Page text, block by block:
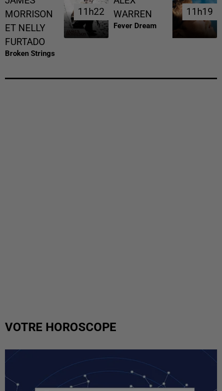
MORRISON
ET NELLY
FURTADO
Broken Strings
11h22
11h22
WARREN
Fever Dream
11h19
11h19
VOTRE HOROSCOPE